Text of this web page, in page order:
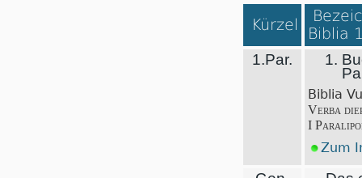
Kürzel
Biblia
1.Par.
1.
Biblia
Verba
I
Zum